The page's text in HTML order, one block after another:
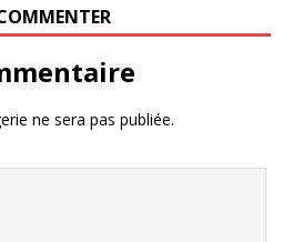
ne sera pas publiée.